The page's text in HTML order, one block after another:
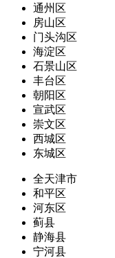
通州区
房山区
门头沟区
海淀区
石景山区
丰台区
朝阳区
宣武区
崇文区
西城区
东城区
全天津市
和平区
河东区
蓟县
静海县
宁河县